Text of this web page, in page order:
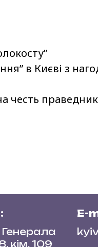
в Києві з
честь
Генерала
кім. 109
E-